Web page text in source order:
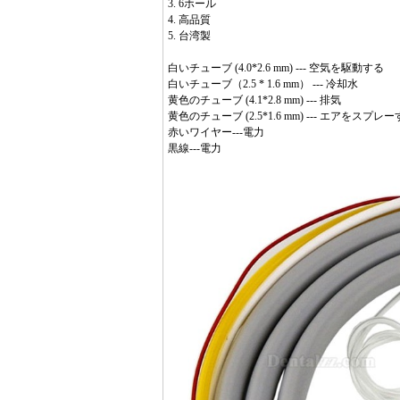
3. 6ホール
4. 高品質
5. 台湾製
白いチューブ (4.0*2.6 mm) --- 空気を駆動する
白いチューブ（2.5 * 1.6 mm） --- 冷却水
黄色のチューブ (4.1*2.8 mm) --- 排気
黄色のチューブ (2.5*1.6 mm) --- エアをスプレー
赤いワイヤー---電力
黒線---電力